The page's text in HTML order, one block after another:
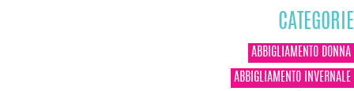
CATEGORIE
ABBIGLIAMENTO DONNA
ABBIGLIAMENTO INVERNALE